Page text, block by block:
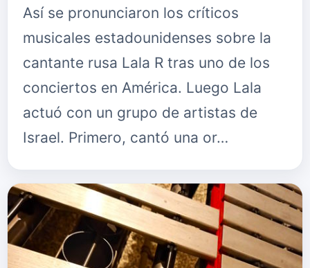
Así se pronunciaron los críticos
musicales estadounidenses sobre la
cantante rusa Lala R tras uno de los
conciertos en América. Luego Lala
actuó con un grupo de artistas de
Israel. Primero, cantó una or…